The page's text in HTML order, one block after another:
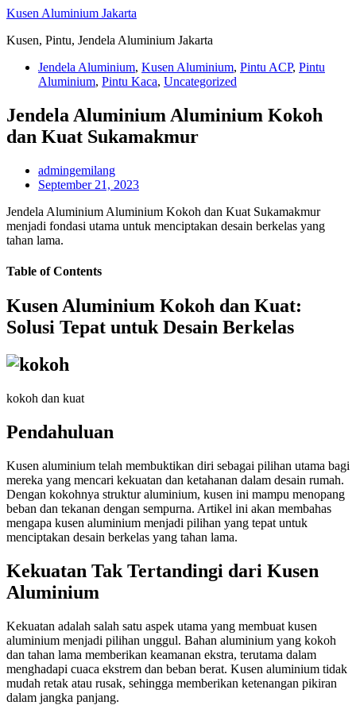
Skip
content
Kusen Aluminium Jakarta
Kusen, Pintu, Jendela Aluminium Jakarta
Jendela Aluminium, Kusen Aluminium, Pintu ACP, Pintu
Aluminium, Pintu Kaca, Uncategorized
Jendela Aluminium Aluminium Kokoh
dan Kuat Sukamakmur
admingemilang
September 21, 2023
Jendela Aluminium Aluminium Kokoh dan Kuat Sukamakmur
menjadi fondasi utama untuk menciptakan desain berkelas yang
tahan lama.
Table of Contents
Kusen Aluminium Kokoh dan Kuat:
Solusi Tepat untuk Desain Berkelas
kokoh dan kuat
Pendahuluan
Kusen aluminium telah membuktikan diri sebagai pilihan utama bagi
mereka yang mencari kekuatan dan ketahanan dalam desain rumah.
Dengan kokohnya struktur aluminium, kusen ini mampu menopang
beban dan tekanan dengan sempurna. Artikel ini akan membahas
mengapa kusen aluminium menjadi pilihan yang tepat untuk
menciptakan desain berkelas yang tahan lama.
Kekuatan Tak Tertandingi dari Kusen
Aluminium
Kekuatan adalah salah satu aspek utama yang membuat kusen
aluminium menjadi pilihan unggul. Bahan aluminium yang kokoh
dan tahan lama memberikan keamanan ekstra, terutama dalam
menghadapi cuaca ekstrem dan beban berat. Kusen aluminium tidak
mudah retak atau rusak, sehingga memberikan ketenangan pikiran
dalam jangka panjang.